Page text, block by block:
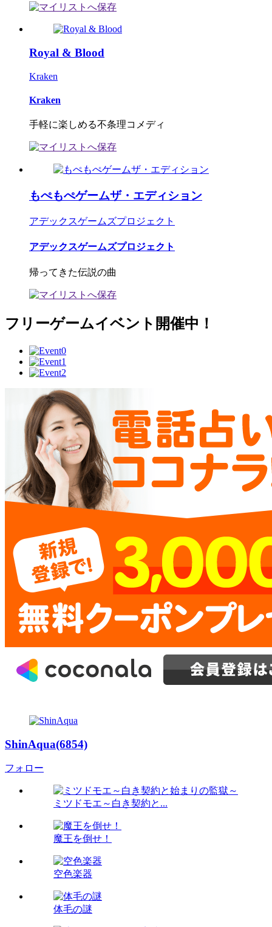
Royal & Blood
Kraken
Kraken
手軽に楽しめる不条理コメディ
もぺもぺゲームザ・エディション
アデックスゲームズプロジェクト
アデックスゲームズプロジェクト
帰ってきた伝説の曲
フリーゲームイベント開催中！
ShinAqua(6854)
フォロー
ミツドモエ～白き契約と...
魔王を倒せ！
空色楽器
体毛の謎